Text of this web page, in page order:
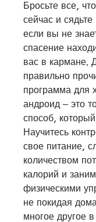
Бросьте все,
сейчас и
если вы не
спасение
вас в кармане.
правильно
программа для
андроид – это
способ,
Научитесь
свое питание,
количеством
калорий и
физическими
не покидая
многое другое